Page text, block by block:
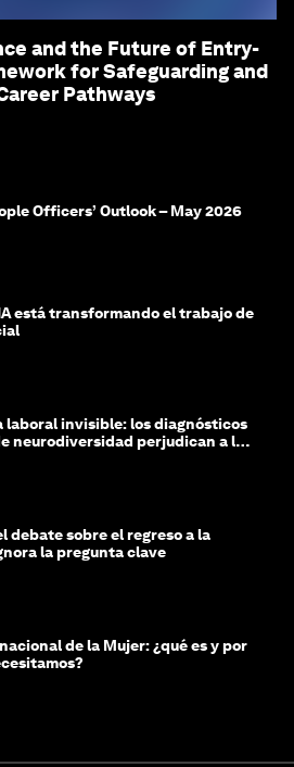
and the Future of Entry-
for Safeguarding and
Pathways
Officers’ Outlook – May 2026
está transformando el trabajo de
laboral invisible: los diagnósticos
neurodiversidad perjudican a las
debate sobre el regreso a la
la pregunta clave
de la Mujer: ¿qué es y por